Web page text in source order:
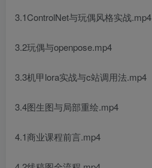
3.1ControlNet与玩偶风格实战.mp4
3.2玩偶与openpose.mp4
3.3机甲lora实战与c站调用法.mp4
3.4图生图与局部重绘.mp4
4.1商业课程前言.mp4